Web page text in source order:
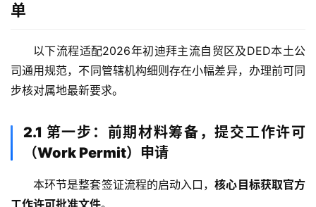
单
以下流程适配2026年初迪拜主流自贸区及DED本土公
司通用规范，不同管辖机构细则存在小幅差异，办理前可同
步核对属地最新要求。
2.1 第一步：前期材料筹备，提交工作许可
（Work Permit）申请
本环节是整套签证流程的启动入口，核心目标获取官方
工作许可批准文件。